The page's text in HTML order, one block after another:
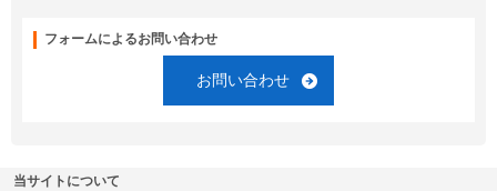
フォームによるお問い合わせ
お問い合わせ
当サイトについて